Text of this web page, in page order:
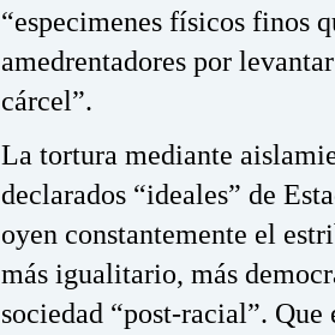
“especimenes físicos finos
amedrentadores por
cárcel”.
La tortura mediante
declarados “ideales” de
oyen constantemente el
más igualitario, más
sociedad “post-racial”. Que